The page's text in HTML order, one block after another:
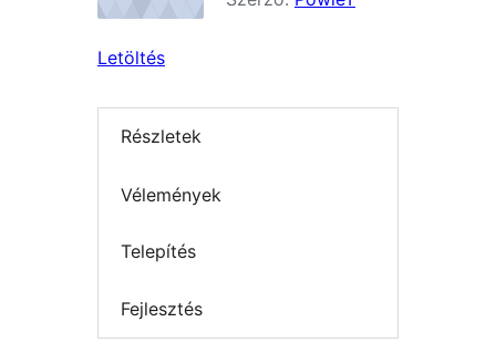
Letöltés
Részletek
Vélemények
Telepítés
Fejlesztés